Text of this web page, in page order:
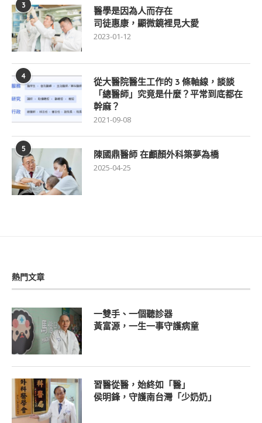
3
醫學是因為人而存在
司徒惠康，顯微鏡裡見大愛
2023-01-12
4
從大醫院醫生工作的 3 條軸線，談談
「總醫師」究竟是什麼？平常到底都在
幹麻？
2021-09-08
5 陳國鼎醫師 在顱顏外科築夢為橋
2025-04-25
熱門文章
一雙手、一個聽診器
黃富源，一生一事守護病童
習醫從醫，始終如「醫」
侯明鋒，守護南台灣「少奶奶」